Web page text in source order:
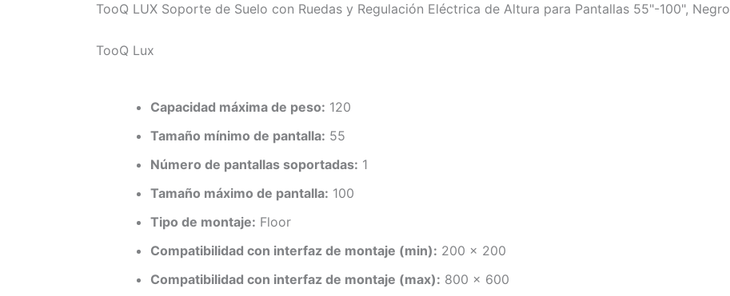
TooQ LUX Soporte de Suelo con Ruedas y Regulación Eléctrica de Altura para Pantallas 55"-100", Negro
TooQ Lux
Capacidad máxima de peso: 120
Tamaño mínimo de pantalla: 55
Número de pantallas soportadas: 1
Tamaño máximo de pantalla: 100
Tipo de montaje: Floor
Compatibilidad con interfaz de montaje (min): 200 x 200
Compatibilidad con interfaz de montaje (max): 800 x 600